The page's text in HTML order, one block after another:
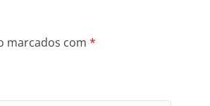
marcados com *